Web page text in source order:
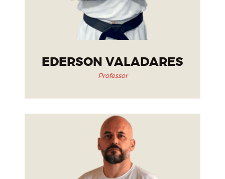
EDERSON VALADARES
Professor